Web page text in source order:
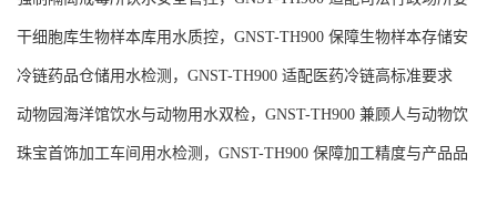
求
干细胞库生物样本库用水质控，GNST-TH900 保障生物样本存储安
全
冷链药品仓储用水检测，GNST-TH900 适配医药冷链高标准要求
动物园海洋馆饮水与动物用水双检，GNST-TH900 兼顾人与动物饮
水安全
珠宝首饰加工车间用水检测，GNST-TH900 保障加工精度与产品品